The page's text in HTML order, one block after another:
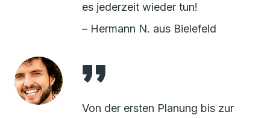
es jederzeit wieder tun!
– Hermann N. aus Bielefeld
Von der ersten Planung bis zur